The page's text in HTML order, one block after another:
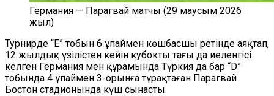
Германия — Парагвай матчы (29 маусым 2026
жыл)
Турнирде “Е” тобын 6 ұпаймен көшбасшы ретінде аяқтап,
12 жылдық үзілістен кейін кубокты тағы да иеленгісі
келген Германия мен құрамында Түркия да бар “D”
тобында 4 ұпаймен 3-орынға тұрақтаған Парагвай
Бостон стадионында күш сынасты.